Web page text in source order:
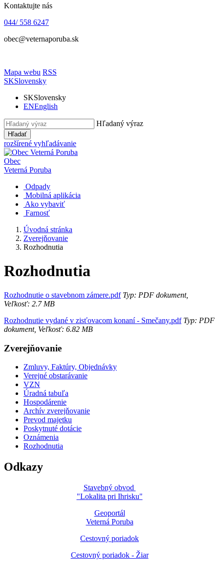
Kontaktujte nás
044/ 558 6247
obec@veternaporuba.sk
Mapa webu RSS
SKSlovensky
SKSlovensky
ENEnglish
Hľadaný výraz
Hľadať
rozšírené vyhľadávanie
Obec
Veterná Poruba
Odpady
Mobilná aplikácia
Ako vybaviť
Farnosť
Úvodná stránka
Zverejňovanie
Rozhodnutia
Rozhodnutia
Rozhodnutie o stavebnom zámere.pdfTyp: PDF dokument,
Veľkosť: 2.7 MB
Rozhodnutie vydané v zisťovacom konaní - Smečany.pdfTyp: PDF
dokument, Veľkosť: 6.82 MB
Zverejňovanie
Zmluvy, Faktúry, Objednávky
Verejné obstarávanie
VZN
Úradná tabuľa
Hospodárenie
Archív zverejňovanie
Prevod majetku
Poskytnuté dotácie
Oznámenia
Rozhodnutia
Odkazy
Stavebný obvod
"Lokalita pri Ihrisku"
Geoportál
Veterná Poruba
Cestovný poriadok
Cestovný poriadok - Žiar